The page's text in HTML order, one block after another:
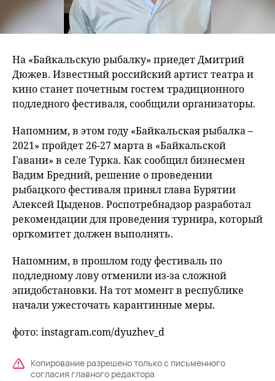
На «Байкальскую рыбалку» приедет Дмитрий
Дюжев. Известный российский артист театра и
кино станет почетным гостем традиционного
подледного фестиваля, сообщили организаторы.
Напомним, в этом году «Байкальская рыбалка –
2021» пройдет 26-27 марта в «Байкальской
Гавани» в селе Турка. Как сообщил бизнесмен
Вадим Бредний, решение о проведении
рыбацкого фестиваля принял глава Бурятии
Алексей Цыденов. Роспотребнадзор разработал
рекомендации для проведения турнира, который
оргкомитет должен выполнять.
Напомним, в прошлом году фестиваль по
подледному лову отменили из-за сложной
эпидобстановки. На тот момент в республике
начали ужесточать карантинные меры.
фото: instagram.com/dyuzhev_d
Копирование разрешено только с письменного
согласия главного редактора